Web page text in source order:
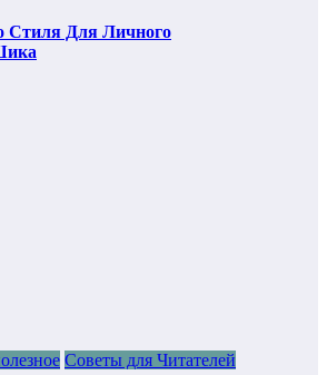
Стиля Для Личного
Советы для Читателей